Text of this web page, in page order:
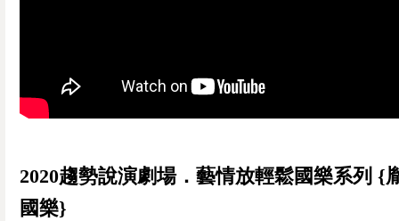
2020趨勢說演劇場．藝情放輕鬆國樂系列 {
國樂}